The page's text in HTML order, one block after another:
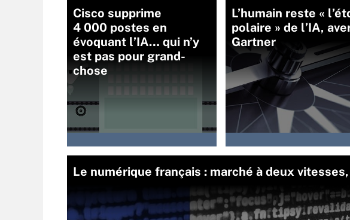
Cisco supprime
4 000 postes en
évoquant l’IA… qui n’y
est pas pour grand-
chose
L’humain reste «
polaire » de l’IA,
Gartner
Le numérique français : marché à deux